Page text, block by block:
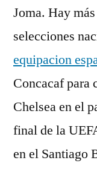
Joma. Hay
selecciones
equipacion
Concacaf para
Chelsea en el
final de la
en el Santiago